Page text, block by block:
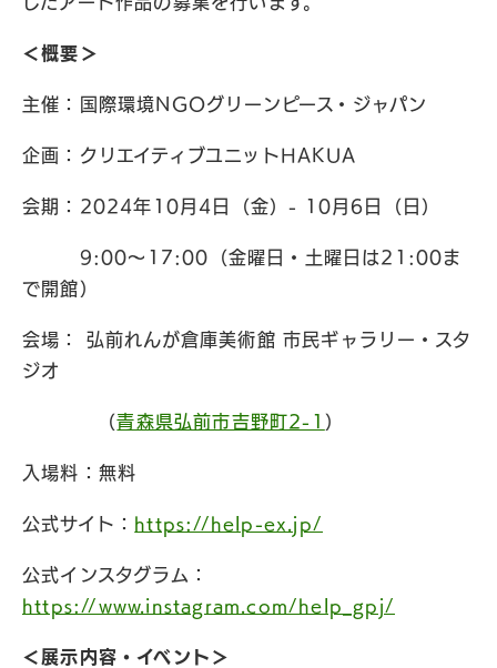
＜概要＞
主催：国際環境NGOグリーンピース・ジャパン
企画：クリエイティブユニットHAKUA
会期：2024年10月4日（金）- 10月6日（日）
9:00～17:00（金曜日・土曜日は21:00ま
で開館）
会場： 弘前れんが倉庫美術館 市民ギャラリー・スタ
ジオ
（青森県弘前市吉野町2-1 ）
入場料：無料
公式サイト： https://help-ex.jp/
公式インスタグラム：
https://www.instagram.com/help_gpj/
＜展示内容・イベント＞